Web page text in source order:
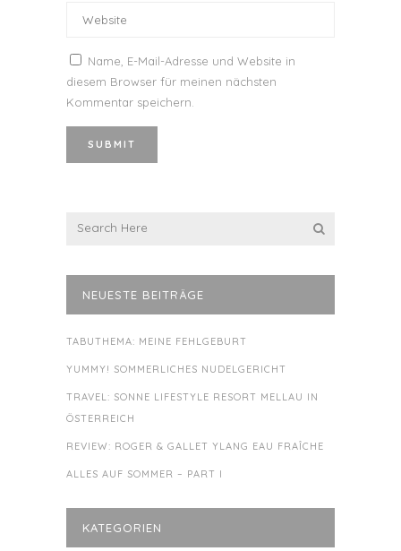
Name, E-Mail-Adresse und Website in
diesem Browser für meinen nächsten
Kommentar speichern.
NEUESTE BEITRÄGE
TABUTHEMA: MEINE FEHLGEBURT
YUMMY! SOMMERLICHES NUDELGERICHT
TRAVEL: SONNE LIFESTYLE RESORT MELLAU IN
ÖSTERREICH
REVIEW: ROGER & GALLET YLANG EAU FRAÎCHE
ALLES AUF SOMMER – PART I
KATEGORIEN